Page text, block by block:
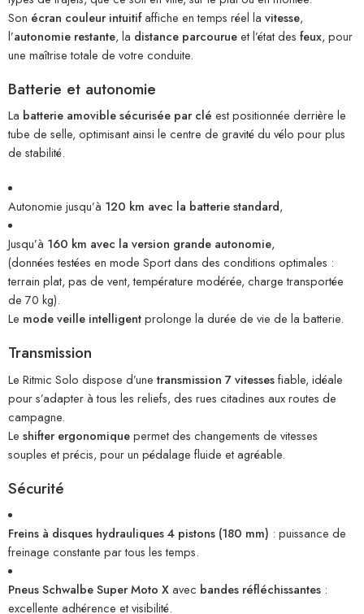
Son écran couleur intuitifaffiche en temps réel la vitesse,
l’autonomie restante, la distance parcourueet l’état des feux, pour
une maîtrise totale de votre conduite.
Batterie et autonomie
La batterie amovible sécurisée par clé est positionnée derrière le
tube de selle, optimisant ainsi le centre de gravité du vélo pour plus
de stabilité.
Autonomie jusqu’à 120 km avec la batterie standard,
Jusqu’à 160 km avec la version grande autonomie,
(données testées en mode Sport dans des conditions optimales :
terrain plat, pas de vent, température modérée, charge transportée
de 70 kg).
Le mode veille intelligentprolonge la durée de vie de la batterie.
Transmission
Le Ritmic Solo dispose d’une transmission 7 vitessesfiable, idéale
pour s’adapter à tous les reliefs, des rues citadines aux routes de
campagne.
Le shifter ergonomiquepermet des changements de vitesses
souples et précis, pour un pédalage fluide et agréable.
Sécurité
Freins à disques hydrauliques 4 pistons (180 mm) : puissance de
freinage constante par tous les temps.
Pneus Schwalbe Super Moto Xavec bandes réfléchissantes :
excellente adhérence et visibilité.